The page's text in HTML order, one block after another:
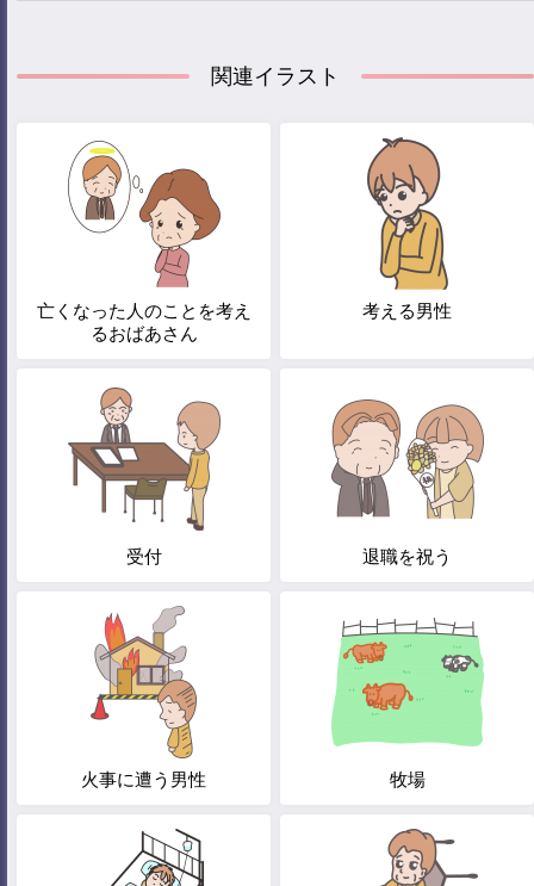
関連イラスト
亡くなった人のことを考え
るおばあさん
考える男性
受付 退職を祝う
火事に遭う男性 牧場